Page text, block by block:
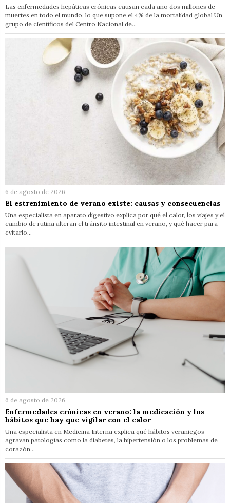
Las enfermedades hepáticas crónicas causan cada año dos millones de
muertes en todo el mundo, lo que supone el 4% de la mortalidad global Un
grupo de científicos del Centro Nacional de…
6 de agosto de 2026
El estreñimiento de verano existe: causas y consecuencias
Una especialista en aparato digestivo explica por qué el calor, los viajes y el
cambio de rutina alteran el tránsito intestinal en verano, y qué hacer para
evitarlo…
6 de agosto de 2026
Enfermedades crónicas en verano: la medicación y los
hábitos que hay que vigilar con el calor
Una especialista en Medicina Interna explica qué hábitos veraniegos
agravan patologías como la diabetes, la hipertensión o los problemas de
corazón…